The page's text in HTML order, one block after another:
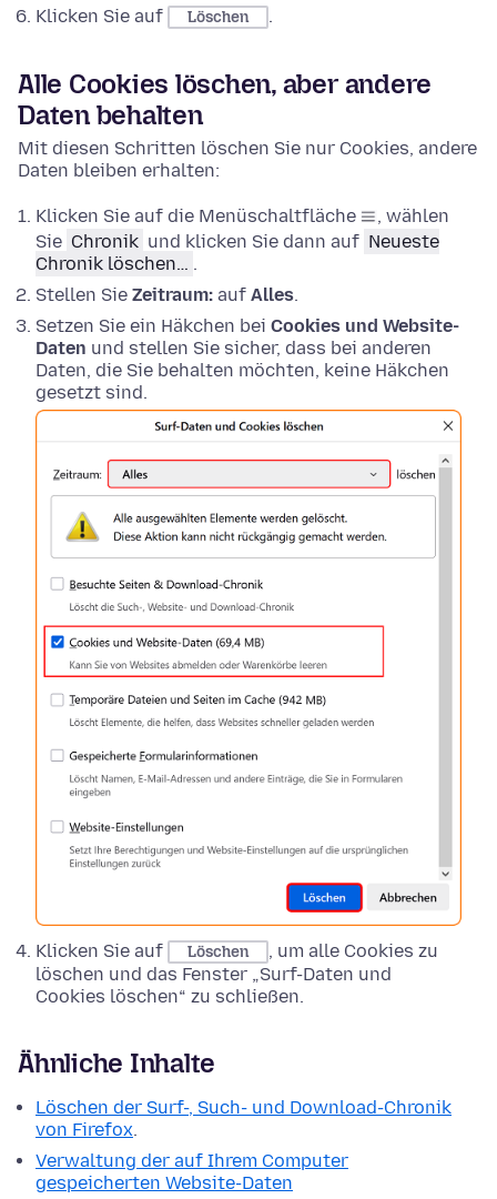
Klicken Sie auf
Löschen .
Alle Cookies löschen, aber andere
Daten behalten
Mit diesen Schritten löschen Sie nur Cookies, andere
Daten bleiben erhalten:
Klicken Sie auf die Menüschaltfläche
, wählen
Sie Chronik und klicken Sie dann auf Neueste
Chronik löschen… .
Stellen Sie Zeitraum: auf Alles.
Setzen Sie ein Häkchen bei Cookies und Website-
Daten und stellen Sie sicher, dass bei anderen
Daten, die Sie behalten möchten, keine Häkchen
gesetzt sind.
Klicken Sie auf Löschen
, um alle Cookies zu
löschen und das Fenster „Surf-Daten und
Cookies löschen“ zu schließen.
Ähnliche Inhalte
Löschen der Surf-, Such- und Download-Chronik
von Firefox.
Verwaltung der auf Ihrem Computer
gespeicherten Website-Daten